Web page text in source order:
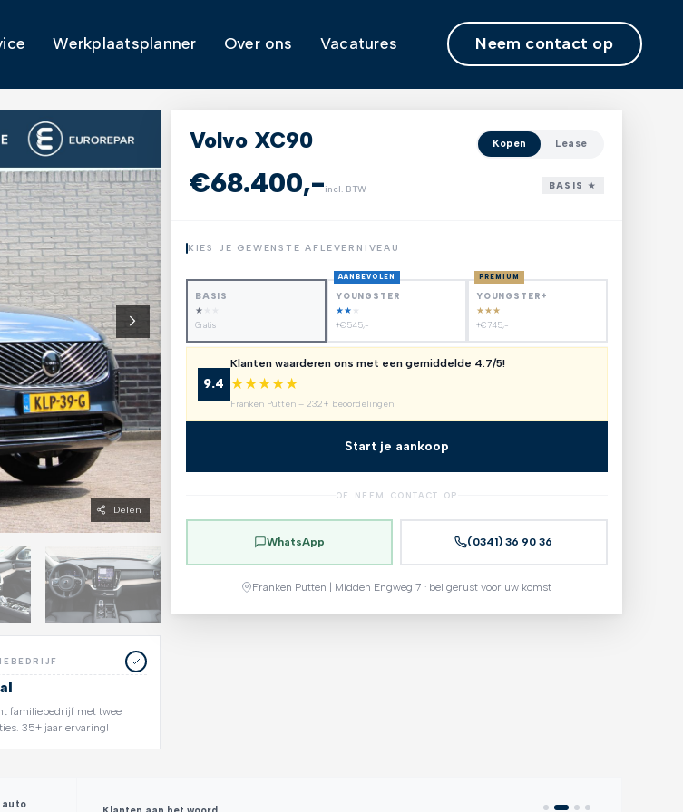
Werkplaatsplanner Over ons Vacatures Neem contact op
Delen
Volvo XC90 Kopen Lease
€68.400,-incl. BTW BASIS ★
KIES JE GEWENSTE AFLEVERNIVEAU
BASIS
★
Gratis
AANBEVOLEN
YOUNGSTER
★★ ★
+€545,-
PREMIUM
YOUNGSTER+
★★★
+€745,-
9.4
Klanten waarderen ons met een gemiddelde 4.7/5!
★★★★★
Franken Putten – 232+ beoordelingen
Start je aankoop
OF NEEM CONTACT OP
WhatsApp (0341) 36 90 36
Franken Putten | Midden Engweg 7 · bel gerust voor uw komst
familiebedrijf met twee
35+ jaar ervaring!
auto